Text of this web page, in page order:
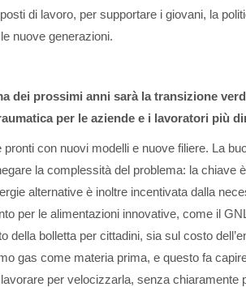
di lavoro, per supportare i giovani, la
nuove generazioni.
dei prossimi anni sarà la transizione
per le aziende e i lavoratori più
con nuovi modelli e nuove filiere. La
la complessità del problema: la chiave
alternative è inoltre incentivata dalla
per le alimentazioni innovative, come il
della bolletta per cittadini, sia sul costo
gas come materia prima, e questo fa
lavorare per velocizzarla, senza